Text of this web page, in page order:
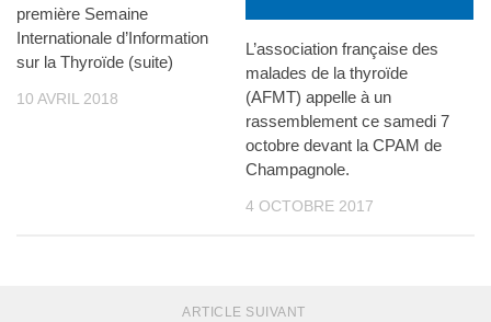
première Semaine
Internationale d’Information
sur la Thyroïde (suite)
10 AVRIL 2018
L’association française des
malades de la thyroïde
(AFMT) appelle à un
rassemblement ce samedi 7
octobre devant la CPAM de
Champagnole.
4 OCTOBRE 2017
ARTICLE SUIVANT